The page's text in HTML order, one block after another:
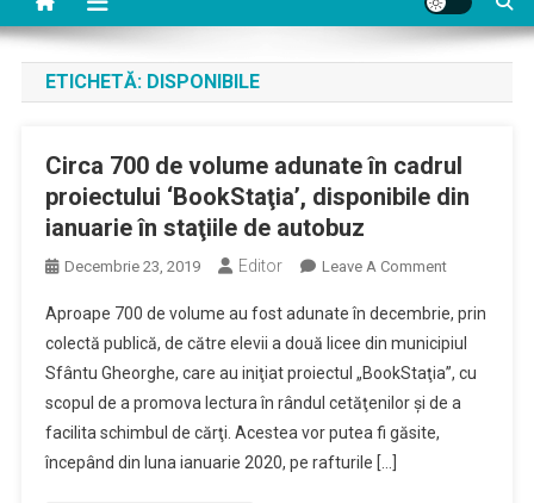
ETICHETĂ: DISPONIBILE
Circa 700 de volume adunate în cadrul
proiectului ‘BookStaţia’, disponibile din
ianuarie în staţiile de autobuz
Decembrie 23, 2019 Editor Leave A CommentOn
700
De
Volume
Adunate
Aproape 700 de volume au fost adunate în decembrie, prin
colectă publică, de către elevii a două licee din municipiul
Sfântu Gheorghe, care au iniţiat proiectul „BookStaţia”, cu
scopul de a promova lectura în rândul cetăţenilor şi de a
facilita schimbul de cărţi. Acestea vor putea fi găsite,
începând din luna ianuarie 2020, pe rafturile […]